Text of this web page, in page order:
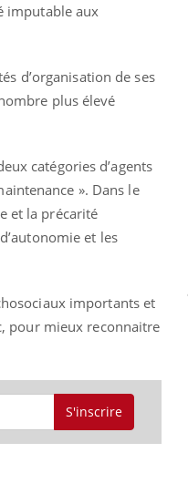
imputable aux
d’organisation de ses
plus élevé
catégories d’agents
». Dans le
et la précarité
et les
importants et
pour mieux reconnaitre
S'inscrire